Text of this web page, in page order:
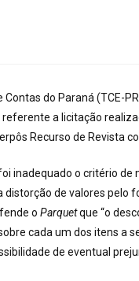
Contas do Paraná (TCE-
a licitação
Recurso de Revista
inadequado o critério
distorção de valores pelo
o Parquetque “o
cada um dos itens a
de eventual